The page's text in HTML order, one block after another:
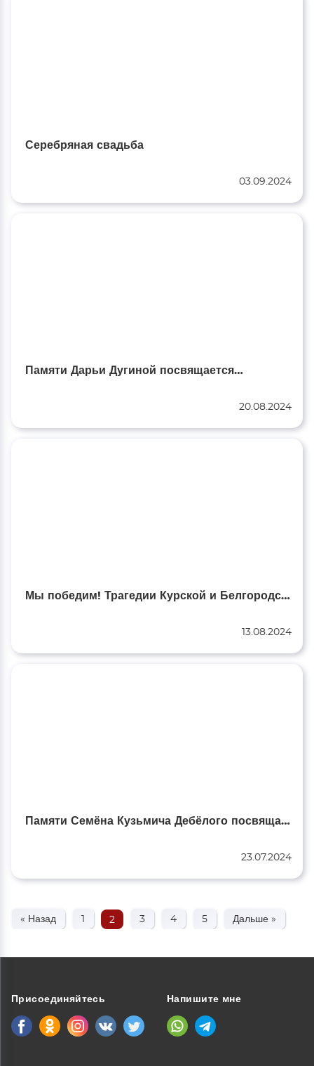
Серебряная свадьба
03.09.2024
Памяти Дарьи Дугиной посвящается…
20.08.2024
Мы победим! Трагедии Курской и Белгородской области посвящается...
13.08.2024
Памяти Семёна Кузьмича Дебёлого посвящается…
23.07.2024
« Назад 2 3 4 5 Дальше »
Присоединяйтесь Напишите мне